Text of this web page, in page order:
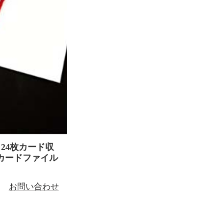
枚カード収
ードファイル
お問い合わせ